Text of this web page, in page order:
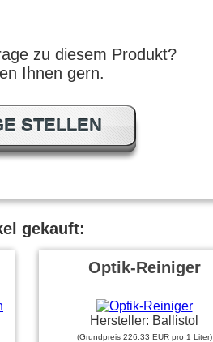
zu diesem Produkt?
Ihnen gern.
STELLEN
gekauft:
Optik-Reiniger
Hersteller: Ballistol
(Grundpreis 226,33 EUR pro 1 Liter)